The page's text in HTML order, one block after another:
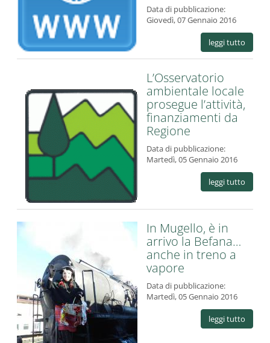
Data di pubblicazione:
Giovedì, 07 Gennaio 2016
leggi tutto
L’Osservatorio
ambientale locale
prosegue l’attività,
finanziamenti da
Regione
Data di pubblicazione:
Martedì, 05 Gennaio 2016
leggi tutto
In Mugello, è in
arrivo la Befana…
anche in treno a
vapore
Data di pubblicazione:
Martedì, 05 Gennaio 2016
leggi tutto